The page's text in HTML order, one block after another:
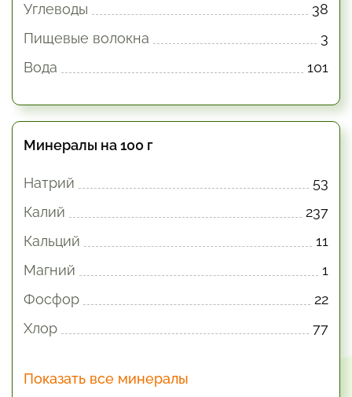
Углеводы
38
Пищевые волокна
3
Вода
101
Минералы на 100 г
Натрий
53
Калий
237
Кальций
11
Магний
1
Фосфор
22
Хлор
77
Показать все минералы